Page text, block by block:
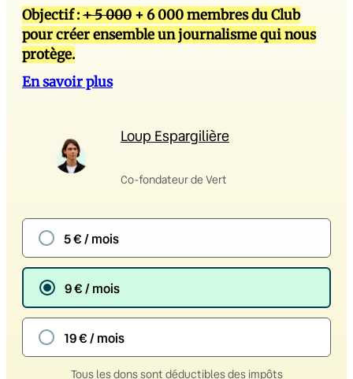
Objectif :+ 5 000 + 6 000 membres du Club
pour créer ensemble un journalisme qui nous
protège.
En savoir plus
Loup Espargilière
Co-fondateur de Vert
5 € / mois
9 € / mois
19 € / mois
Tous les dons sont déductibles des impôts